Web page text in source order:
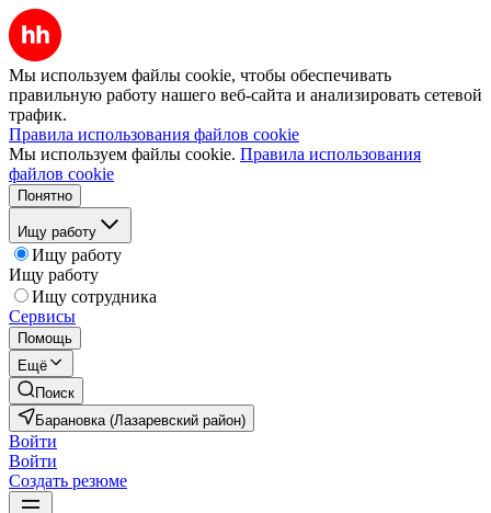
Мы используем файлы cookie, чтобы обеспечивать
правильную работу нашего веб-сайта и анализировать сетевой
трафик.
Правила использования файлов cookie
Мы используем файлы cookie. Правила использования
файлов cookie
Понятно
Ищу работу
Ищу работу
Ищу работу
Ищу сотрудника
Сервисы
Помощь
Ещё
Поиск
Барановка (Лазаревский район)
Войти
Войти
Создать резюме